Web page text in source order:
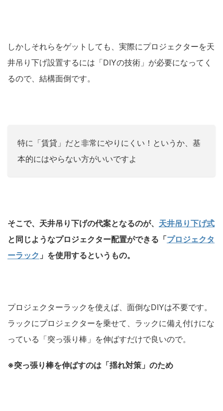
しかしそれらをゲットしても、実際にプロジェクターを天
井吊り下げ設置するには「DIYの技術」が必要になってく
るので、結構面倒です。
特に「賃貸」だと非常にやりにくい！というか、基
本的にはやらない方がいいですよ
そこで、天井吊り下げの代案となるのが、 天井吊り下げ式
と同じようなプロジェクター配置ができる「プロジェクタ
ーラック 」を使用するというもの。
プロジェクターラックを使えば、面倒なDIYは不要です。
ラックにプロジェクターを乗せて、ラックに備え付けにな
っている「突っ張り棒」を伸ばすだけで良いので。
※突っ張り棒を伸ばすのは「揺れ対策」のため